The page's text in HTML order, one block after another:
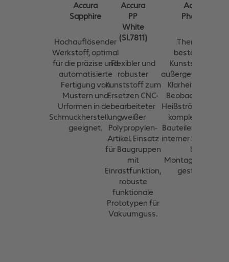
Accura
Sapphire
Hochauflösender
Werkstoff, optimal
für die präzise und
automatisierte
Fertigung von
Mustern und
Urformen in der
Schmuckherstellung
geeignet.
Accura
PP
White
(SL7811)
Flexibler und
robuster
Kunststoff zum
Ersetzen CNC-
bearbeiteter
weißer
Polypropylen-
Artikel. Einsatz
für Baugruppen
mit
Einrastfunktion,
robuste
funktionale
Prototypen für
Vakuumguss.
Accura
Phoenix
Thermisch
beständiger
Kunststoff mit
Klarheit, der das
Beobachten von
Heißströmungen
komplexen Kfz-
Bauteilen wie auch
interner
bei
Montagearbeiten
gestattet.